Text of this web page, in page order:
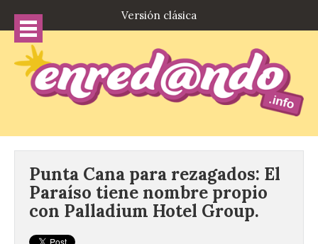
Versión clásica
Punta Cana para rezagados: El
Paraíso tiene nombre propio
con Palladium Hotel Group.